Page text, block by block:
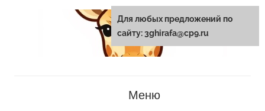
Меню
Для любых предложений по
сайту: 3ghirafa@cp9.ru